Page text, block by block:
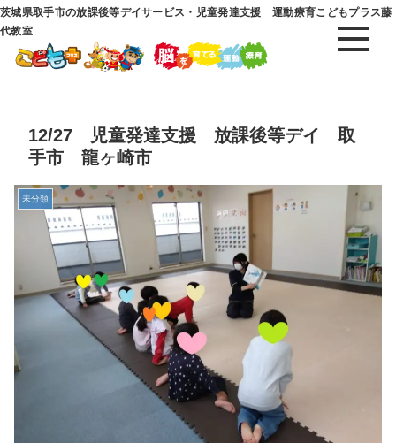
茨城県取手市の放課後等デイサービス・児童発達支援 運動療育こどもプラス藤
代教室
12/27 児童発達支援 放課後等デイ 取
手市 龍ヶ崎市
未分類